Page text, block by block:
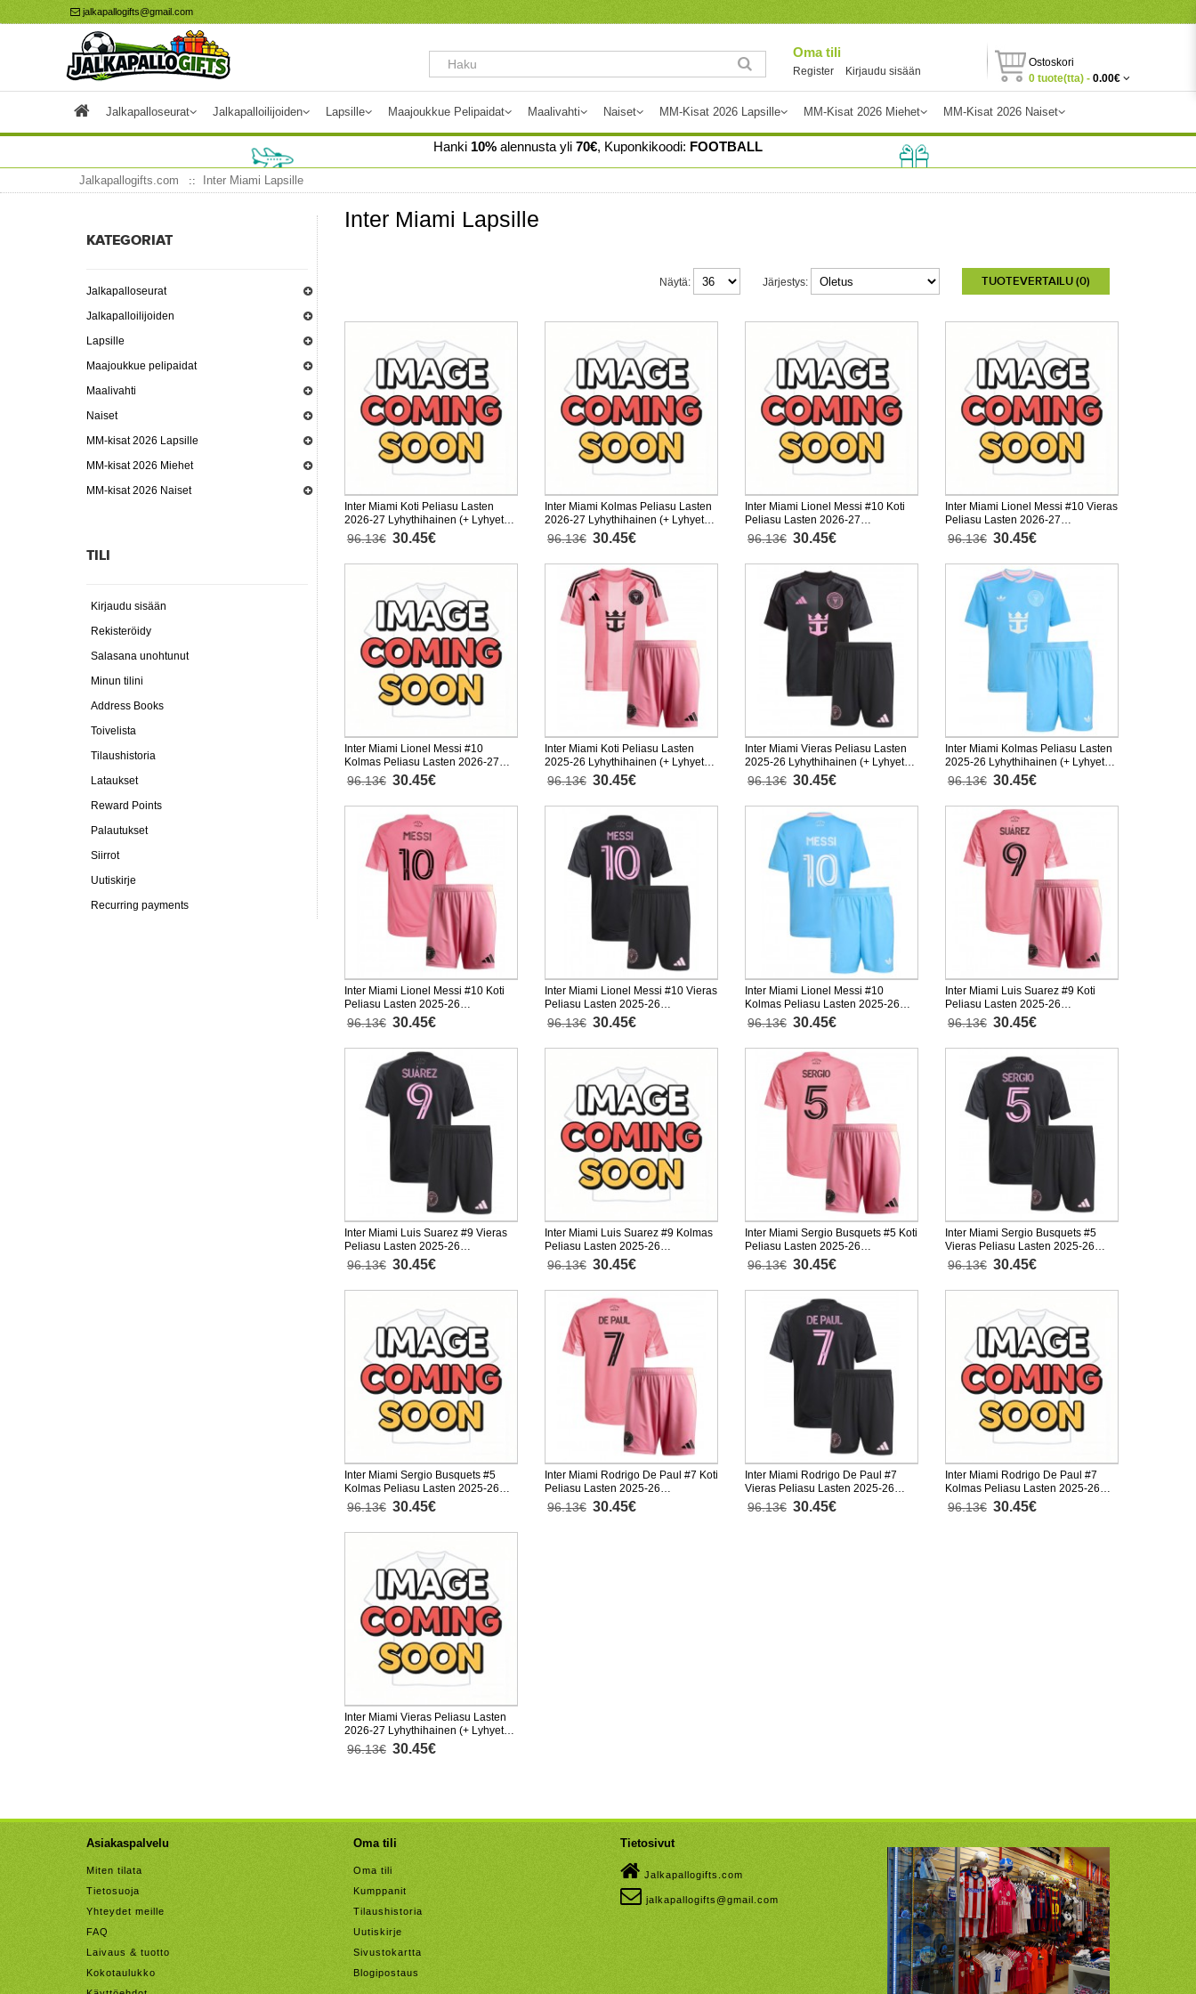
jalkapallogifts@gmail.com
Oma tili
Register Kirjaudu sisään
Ostoskori
0 tuote(tta) - 0.00€
Jalkapalloseurat Jalkapalloilijoiden Lapsille Maajoukkue Pelipaidat Maalivahti Naiset MM-Kisat 2026 Lapsille MM-Kisat 2026 Miehet MM-Kisat 2026 Naiset
Hanki 10% alennusta yli 70€, Kuponkikoodi: FOOTBALL
Jalkapallogifts.com Inter Miami Lapsille
KATEGORIAT
Jalkapalloseurat
Jalkapalloilijoiden
Lapsille
Maajoukkue pelipaidat
Maalivahti
Naiset
MM-kisat 2026 Lapsille
MM-kisat 2026 Miehet
MM-kisat 2026 Naiset
TILI
Kirjaudu sisään
Rekisteröidy
Salasana unohtunut
Minun tilini
Address Books
Toivelista
Tilaushistoria
Lataukset
Reward Points
Palautukset
Siirrot
Uutiskirje
Recurring payments
Inter Miami Lapsille
TUOTEVERTAILU (0)
Järjestys:
Näytä:
Inter Miami Koti Peliasu Lasten
2026-27 Lyhythihainen (+ Lyhyet
housut)
96.13€ 30.45€
Inter Miami Kolmas Peliasu Lasten
2026-27 Lyhythihainen (+ Lyhyet
housut)
96.13€ 30.45€
Inter Miami Lionel Messi #10 Koti
Peliasu Lasten 2026-27
Lyhythihainen (+ Lyhyet housut)
96.13€ 30.45€
Inter Miami Lionel Messi #10 Vieras
Peliasu Lasten 2026-27
Lyhythihainen (+ Lyhyet housut)
96.13€ 30.45€
Inter Miami Lionel Messi #10
Kolmas Peliasu Lasten 2026-27
Lyhythihainen (+ Lyhyet housut)
96.13€ 30.45€
Inter Miami Koti Peliasu Lasten
2025-26 Lyhythihainen (+ Lyhyet
housut)
96.13€ 30.45€
Inter Miami Vieras Peliasu Lasten
2025-26 Lyhythihainen (+ Lyhyet
housut)
96.13€ 30.45€
Inter Miami Kolmas Peliasu Lasten
2025-26 Lyhythihainen (+ Lyhyet
housut)
96.13€ 30.45€
Inter Miami Lionel Messi #10 Koti
Peliasu Lasten 2025-26
Lyhythihainen (+ Lyhyet housut)
96.13€ 30.45€
Inter Miami Lionel Messi #10 Vieras
Peliasu Lasten 2025-26
Lyhythihainen (+ Lyhyet housut)
96.13€ 30.45€
Inter Miami Lionel Messi #10
Kolmas Peliasu Lasten 2025-26
Lyhythihainen (+ Lyhyet housut)
96.13€ 30.45€
Inter Miami Luis Suarez #9 Koti
Peliasu Lasten 2025-26
Lyhythihainen (+ Lyhyet housut)
96.13€ 30.45€
Inter Miami Luis Suarez #9 Vieras
Peliasu Lasten 2025-26
Lyhythihainen (+ Lyhyet housut)
96.13€ 30.45€
Inter Miami Luis Suarez #9 Kolmas
Peliasu Lasten 2025-26
Lyhythihainen (+ Lyhyet housut)
96.13€ 30.45€
Inter Miami Sergio Busquets #5 Koti
Peliasu Lasten 2025-26
Lyhythihainen (+ Lyhyet housut)
96.13€ 30.45€
Inter Miami Sergio Busquets #5
Vieras Peliasu Lasten 2025-26
Lyhythihainen (+ Lyhyet housut)
96.13€ 30.45€
Inter Miami Sergio Busquets #5
Kolmas Peliasu Lasten 2025-26
Lyhythihainen (+ Lyhyet housut)
96.13€ 30.45€
Inter Miami Rodrigo De Paul #7 Koti
Peliasu Lasten 2025-26
Lyhythihainen (+ Lyhyet housut)
96.13€ 30.45€
Inter Miami Rodrigo De Paul #7
Vieras Peliasu Lasten 2025-26
Lyhythihainen (+ Lyhyet housut)
96.13€ 30.45€
Inter Miami Rodrigo De Paul #7
Kolmas Peliasu Lasten 2025-26
Lyhythihainen (+ Lyhyet housut)
96.13€ 30.45€
Inter Miami Vieras Peliasu Lasten
2026-27 Lyhythihainen (+ Lyhyet
housut)
96.13€ 30.45€
Asiakaspalvelu
Miten tilata
Tietosuoja
Yhteydet meille
FAQ
Laivaus & tuotto
Kokotaulukko
Oma tili
Oma tili
Kumppanit
Tilaushistoria
Uutiskirje
Sivustokartta
Blogipostaus
Tietosivut
Jalkapallogifts.com
jalkapallogifts@gmail.com